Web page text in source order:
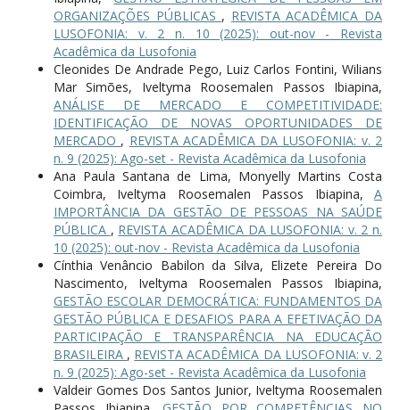
ORGANIZAÇÕES PÚBLICAS , REVISTA ACADÊMICA DA
LUSOFONIA: v. 2 n. 10 (2025): out-nov - Revista
Acadêmica da Lusofonia
Cleonides De Andrade Pego, Luiz Carlos Fontini, Wilians
Mar Simões, Iveltyma Roosemalen Passos Ibiapina,
ANÁLISE DE MERCADO E COMPETITIVIDADE:
IDENTIFICAÇÃO DE NOVAS OPORTUNIDADES DE
MERCADO , REVISTA ACADÊMICA DA LUSOFONIA: v. 2
n. 9 (2025): Ago-set - Revista Acadêmica da Lusofonia
Ana Paula Santana de Lima, Monyelly Martins Costa
Coimbra, Iveltyma Roosemalen Passos Ibiapina,A
IMPORTÂNCIA DA GESTÃO DE PESSOAS NA SAÚDE
PÚBLICA , REVISTA ACADÊMICA DA LUSOFONIA: v. 2 n.
10 (2025): out-nov - Revista Acadêmica da Lusofonia
Cínthia Venâncio Babilon da Silva, Elizete Pereira Do
Nascimento, Iveltyma Roosemalen Passos Ibiapina,
GESTÃO ESCOLAR DEMOCRÁTICA: FUNDAMENTOS DA
GESTÃO PÚBLICA E DESAFIOS PARA A EFETIVAÇÃO DA
PARTICIPAÇÃO E TRANSPARÊNCIA NA EDUCAÇÃO
BRASILEIRA , REVISTA ACADÊMICA DA LUSOFONIA: v. 2
n. 9 (2025): Ago-set - Revista Acadêmica da Lusofonia
Valdeir Gomes Dos Santos Junior, Iveltyma Roosemalen